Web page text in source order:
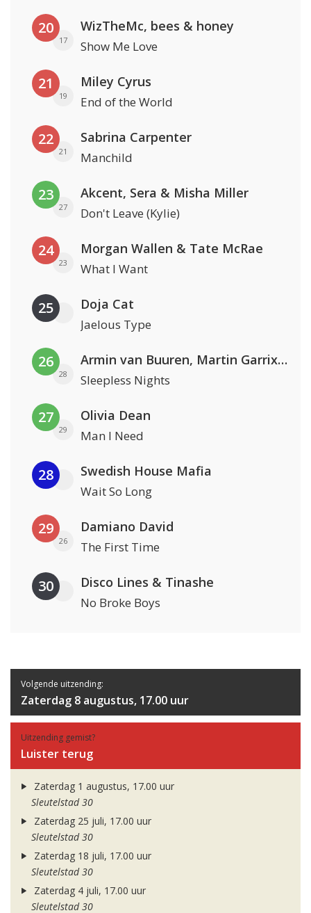
20
17
WizTheMc, bees & honey
Show Me Love
21
19
Miley Cyrus
End of the World
22
21
Sabrina Carpenter
Manchild
23
27
Akcent, Sera & Misha Miller
Don't Leave (Kylie)
24
23
Morgan Wallen & Tate McRae
What I Want
25 Doja Cat
Jaelous Type
26
28
Armin van Buuren, Martin Garrix & Libby Whitehouse
Sleepless Nights
27
29
Olivia Dean
Man I Need
28 Swedish House Mafia
Wait So Long
29
26
Damiano David
The First Time
30 Disco Lines & Tinashe
No Broke Boys
Volgende uitzending:
Zaterdag 8 augustus, 17.00 uur
Uitzending gemist?
Luister terug
Zaterdag 1 augustus, 17.00 uur
Sleutelstad 30
Zaterdag 25 juli, 17.00 uur
Sleutelstad 30
Zaterdag 18 juli, 17.00 uur
Sleutelstad 30
Zaterdag 4 juli, 17.00 uur
Sleutelstad 30